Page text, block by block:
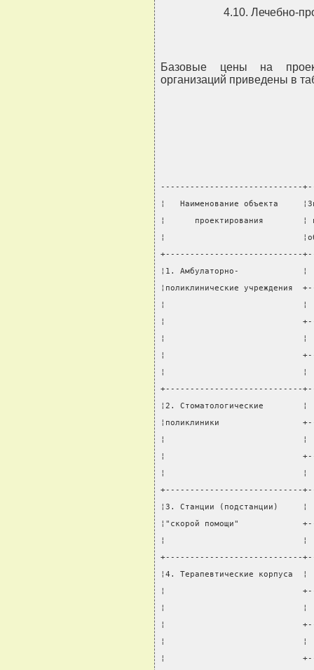
4.10. Лечебно-
Базовые цены на
организаций приведены в
-----------------------------
¦   Наименование объекта
¦      проектирования        ¦
¦
+----------------------------
¦1. Амбулаторно-
¦поликлинические
¦                            ¦
¦
¦                            ¦
¦
¦                            ¦
+----------------------------
¦2. Стоматологические
¦поликлиники
¦                            ¦
¦
¦                            ¦
+----------------------------
¦3. Станции (подстанции)
¦"скорой помощи"
¦                            ¦
+----------------------------
¦4. Терапевтические
¦
¦                            ¦
¦
¦                            ¦
¦